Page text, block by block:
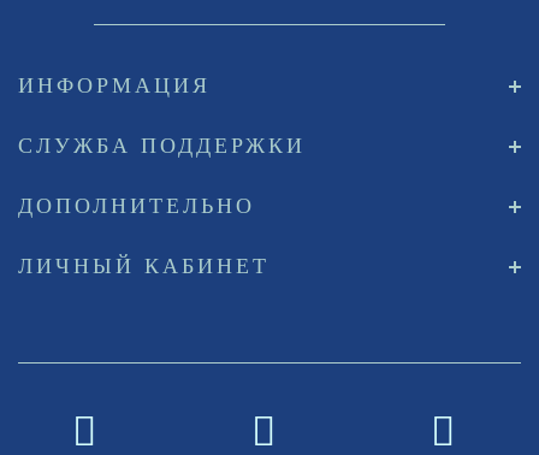
ИНФОРМАЦИЯ
СЛУЖБА ПОДДЕРЖКИ
ДОПОЛНИТЕЛЬНО
ЛИЧНЫЙ КАБИНЕТ